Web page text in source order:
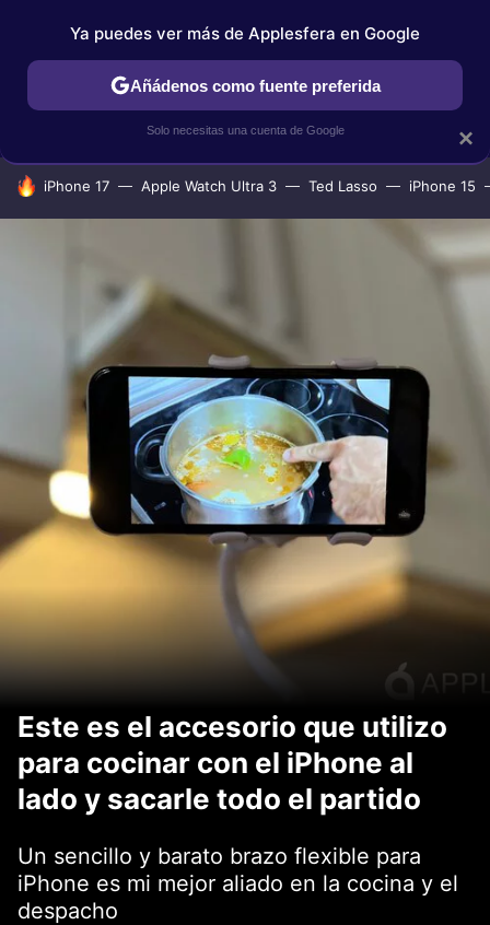
IPHONE TUTORIALES APPLESFERA SELECCIÓN
HOY SE HABLA DE
iPhone 17 Apple Watch Ultra 3 Ted Lasso iPhone 15
Este es el accesorio que utilizo
para cocinar con el iPhone al
lado y sacarle todo el partido
Un sencillo y barato brazo flexible para
iPhone es mi mejor aliado en la cocina y el
despacho
×
Ya puedes ver más de Applesfera en Google
Añádenos como fuente preferida
Solo necesitas una cuenta de Google